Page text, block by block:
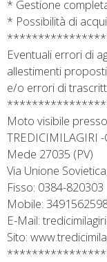
* Gestione
* Possibilità di
Eventuali errori di
allestimenti
e/o errori di
Moto visibile
TREDICIMILAGIRI
Mede 27035 (PV)
Via Unione
Fisso: 0384-820303
Mobile:
E-Mail:
Sito: